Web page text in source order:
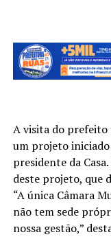
A visita do prefeito
um projeto
presidente da
deste projeto, que
“A única Câmara
não tem sede
nossa gestão,”